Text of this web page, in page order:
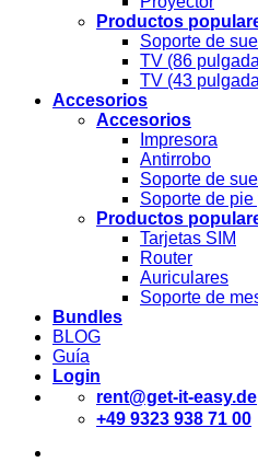
Productos
Soporte de
TV (86
TV (43
Accesorios
Accesorios
Impresora
Antirrobo
Soporte de
Soporte de pie
Productos
Tarjetas SIM
Router
Auriculares
Soporte de
Bundles
BLOG
Guía
Login
rent@get-it-easy.de
+49 9323 938 71 00